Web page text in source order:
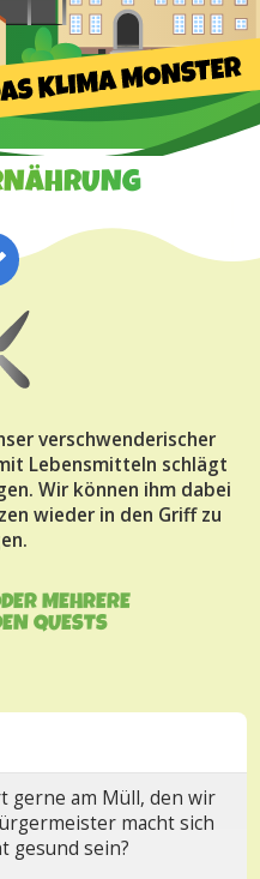
verschwenderischer
Lebensmitteln schlägt
Wir können ihm dabei
wieder in den Griff zu
MEHRERE
QUESTS
gerne am Müll, den wir
macht sich
gesund sein?